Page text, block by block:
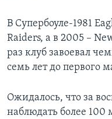
В Супербоуле-1981
Raiders, а в 2005 ­–
раз клуб завоевал
семь лет до первого
Ожидалось, что за
наблюдать более 100